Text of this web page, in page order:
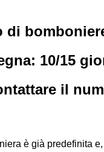
di
10/15
il
è già predefinita